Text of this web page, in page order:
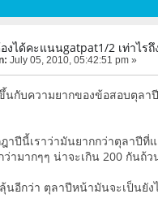
งได้คะแนนgatpat1/2 เท่าไรถึ
July 05, 2010, 05:42:51 pm »
กับความยากของข้อสอบตุลา
าปีนี้เราว่ามันยากกว่าตุลาปีที่
ามากๆๆ น่าจะเกิน 200 กันถ้
นอีกว่า ตุลาปีหน้ามันจะเป็นยัง